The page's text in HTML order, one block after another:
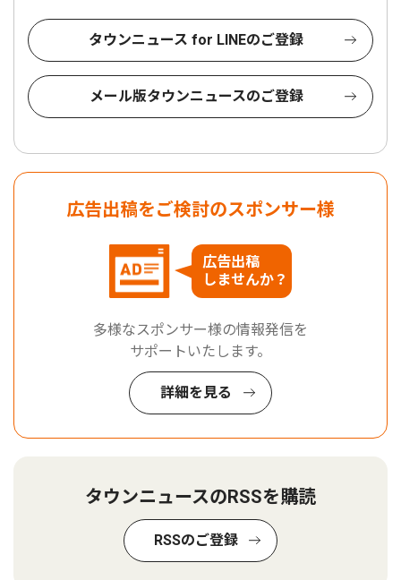
タウンニュース for LINEのご登録
メール版タウンニュースのご登録
広告出稿をご検討のスポンサー様
広告出稿
しませんか？
多様なスポンサー様の情報発信を
サポートいたします。
詳細を見る
タウンニュースのRSSを購読
RSSのご登録